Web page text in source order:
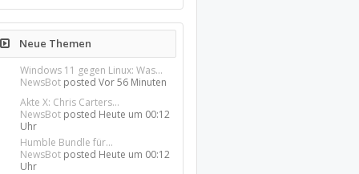
Neue Themen
Windows 11 gegen Linux: Was...
NewsBot postedVor 56 Minuten
Akte X: Chris Carters...
NewsBot posted Heute um 00:12
Uhr
Humble Bundle für...
NewsBot posted Heute um 00:12
Uhr